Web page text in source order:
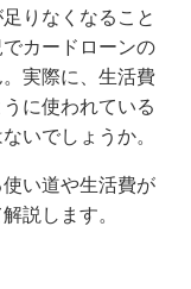
との違いを比較
とは？検討した
年収や利息シミ
りなくなること
カードローンの
実際に、生活費
に使われている
いでしょうか。
い道や生活費が
説します。